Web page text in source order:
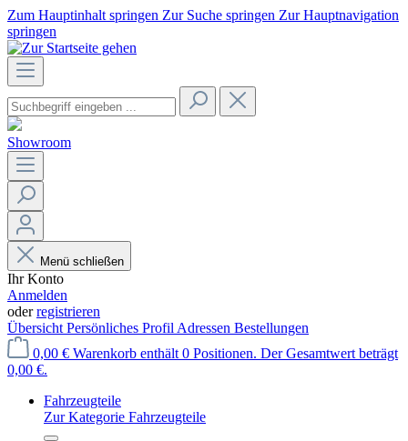
Zum Hauptinhalt springen Zur Suche springen Zur Hauptnavigation
springen
Showroom
Menü schließen
Ihr Konto
Anmelden
oderregistrieren
Übersicht Persönliches Profil Adressen Bestellungen
0,00 € Warenkorb enthält 0 Positionen. Der Gesamtwert beträgt
0,00 €.
Fahrzeugteile
Zur Kategorie Fahrzeugteile